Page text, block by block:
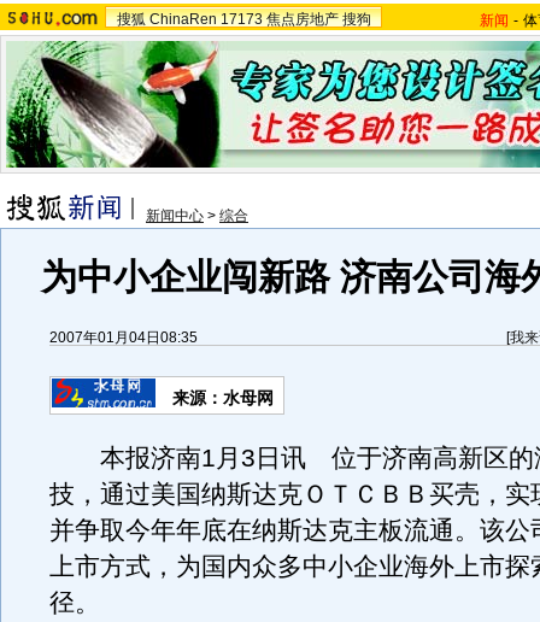
搜狐 ChinaRen 17173 焦点房地产 搜狗 新闻 -
新闻中心 > 综合
为中小企业闯新路 济南公司海
2007年01月04日08:35 [我
来源：水母网
本报济南1月3日讯 位于济南高新区的
技，通过美国纳斯达克ＯＴＣＢＢ买壳，实
并争取今年年底在纳斯达克主板流通。该公
上市方式，为国内众多中小企业海外上市探
径。